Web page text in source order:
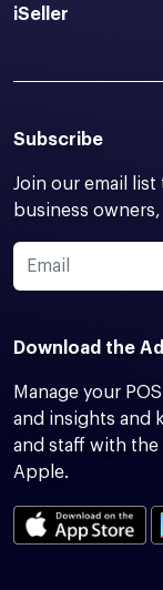
iSeller
Subscribe
Join our email
business
Download the
Manage your
and insights and
and staff with the
Apple.